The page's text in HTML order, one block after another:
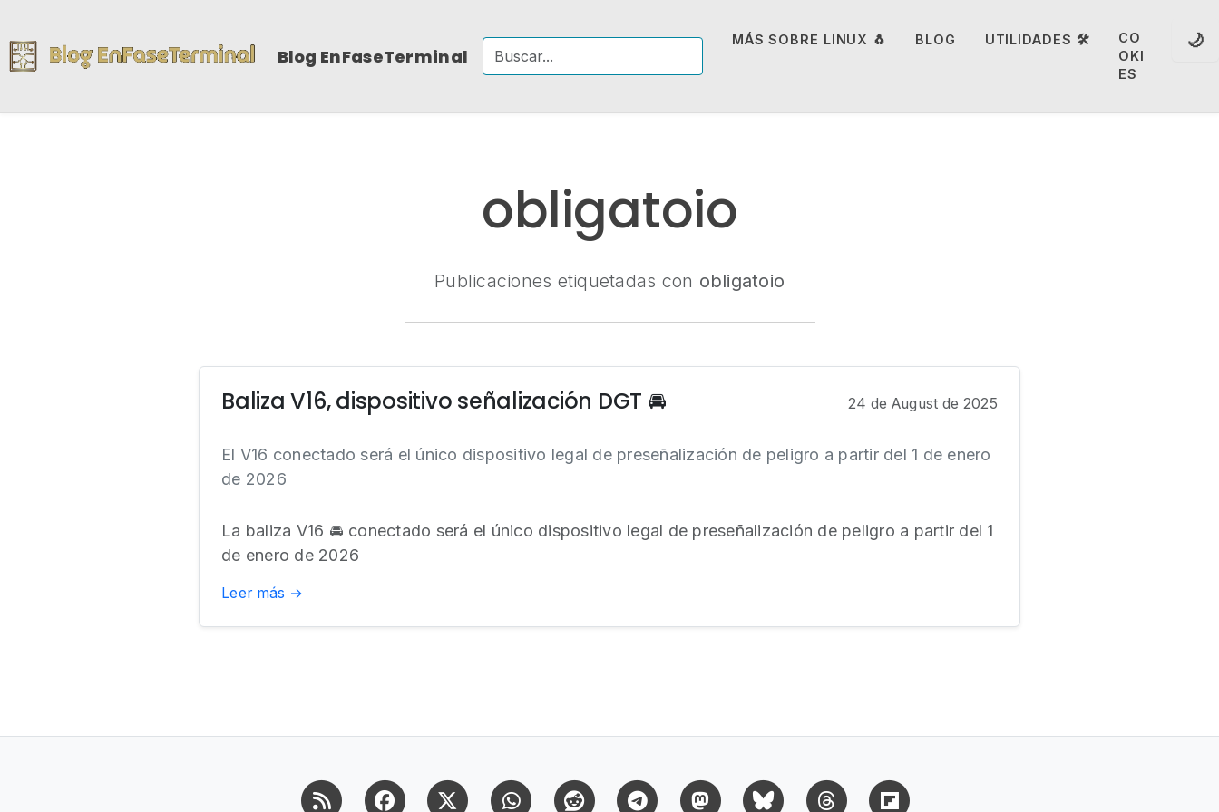
Blog EnFaseTerminal
MÁS SOBRE LINUX 🐧 BLOG UTILIDADES 🛠️
CO
OKI
ES
🌙
obligatoio
Publicaciones etiquetadas con obligatoio
Baliza V16, dispositivo señalización DGT 🚘 24 de August de 2025
El V16 conectado será el único dispositivo legal de preseñalización de peligro a partir del 1 de enero
de 2026
La baliza V16 🚘 conectado será el único dispositivo legal de preseñalización de peligro a partir del 1
de enero de 2026
Leer más →
RSS FacebookX (Twitter)WhatsappReddit Telegram MastodonBluesky Threads